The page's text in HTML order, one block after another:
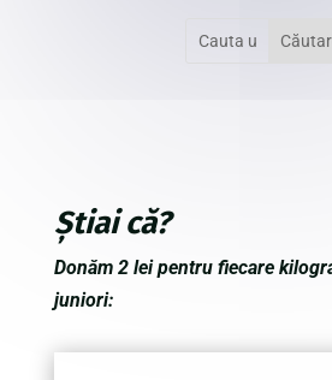
Știai că?
Donăm 2 lei pentru fiecare
juniori: